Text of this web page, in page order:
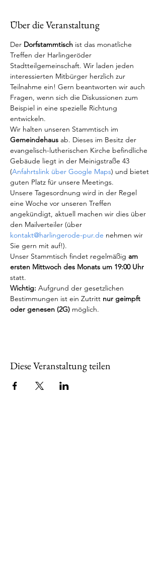
Über die Veranstaltung
Der Dorfstammtisch ist das monatliche
Treffen der Harlingeröder
Stadtteilgemeinschaft. Wir laden jeden
interessierten Mitbürger herzlich zur
Teilnahme ein! Gern beantworten wir auch
Fragen, wenn sich die Diskussionen zum
Beispiel in eine spezielle Richtung
entwickeln.
Wir halten unseren Stammtisch im
Gemeindehaus ab. Dieses im Besitz der
evangelisch-lutherischen Kirche befindliche
Gebäude liegt in der Meinigstraße 43
(Anfahrtslink über Google Maps) und bietet
guten Platz für unsere Meetings.
Unsere Tagesordnung wird in der Regel
eine Woche vor unseren Treffen
angekündigt, aktuell machen wir dies über
den Mailverteiler (über
kontakt@harlingerode-pur.de nehmen wir
Sie gern mit auf!).
Unser Stammtisch findet regelmäßig am
ersten Mittwoch des Monats um 19:00 Uhr
statt.
Wichtig: Aufgrund der gesetzlichen
Bestimmungen ist ein Zutritt nur geimpft
oder genesen (2G) möglich.
Diese Veranstaltung teilen